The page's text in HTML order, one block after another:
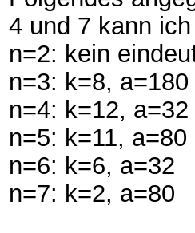
4 und 7 kann
n=2: kein
n=3: k=8, a=180
n=4: k=12, a=32
n=5: k=11, a=80
n=6: k=6, a=32
n=7: k=2, a=80